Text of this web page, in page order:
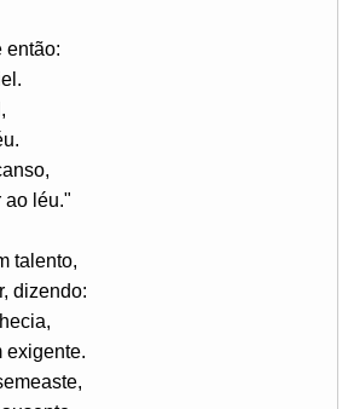
então:
ao léu."
talento,
dizendo:
exigente.